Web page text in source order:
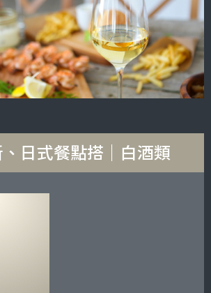
日式餐點搭｜白酒類